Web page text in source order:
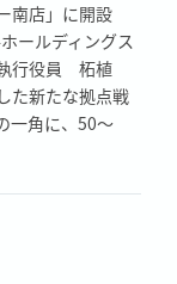
南店」に開設
ールディングス
執行役員 柘植
た新たな拠点戦
一角に、50～